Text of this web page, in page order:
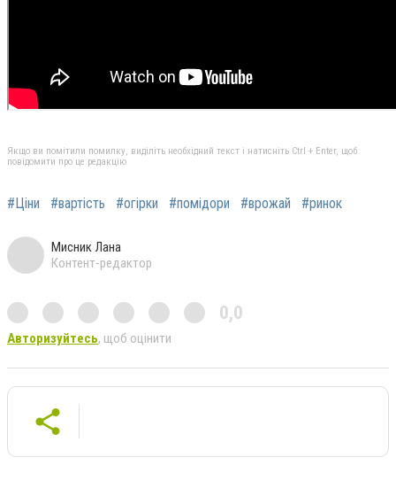
Якщо ви помітили помилку, виділіть необхідний текст і натисніть Ctrl + Enter, щоб
повідомити про це редакцію
#Ціни #вартість #огірки #помідори #врожай #ринок
Мисник Лана
Контент-редактор
0,0
Авторизуйтесь, щоб оцінити